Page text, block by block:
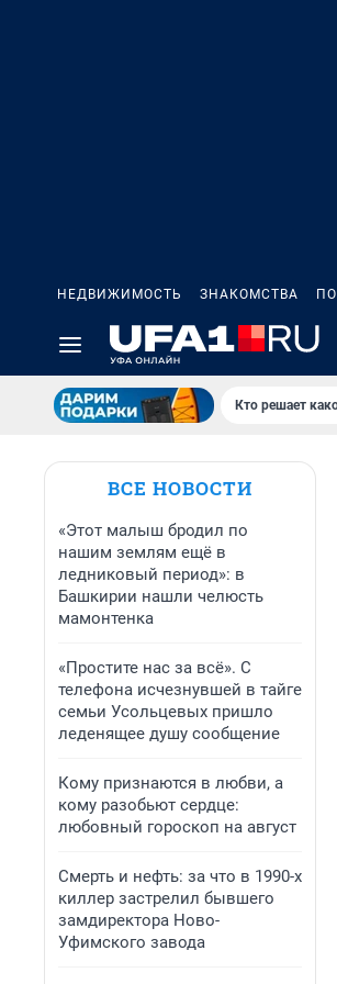
НЕДВИЖИМОСТЬ ЗНАКОМСТВА
Кто решает
ВСЕ НОВОСТИ
«Этот малыш бродил по
нашим землям ещё в
ледниковый период»: в
Башкирии нашли челюсть
мамонтенка
«Простите нас за всё». С
телефона исчезнувшей в тайге
семьи Усольцевых пришло
леденящее душу сообщение
Кому признаются в любви, а
кому разобьют сердце:
любовный гороскоп на август
Смерть и нефть: за что в 1990-х
киллер застрелил бывшего
замдиректора Ново-
Уфимского завода